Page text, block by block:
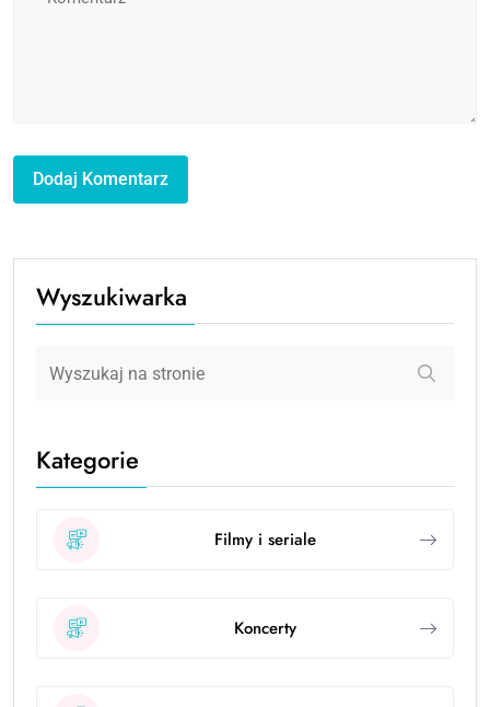
Wyszukiwarka
Kategorie
Filmy i seriale
Koncerty